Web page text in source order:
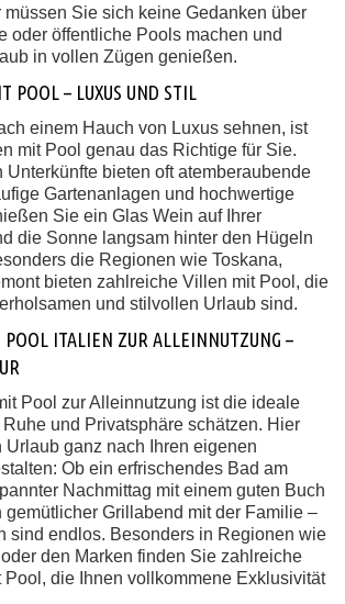
müssen Sie sich keine Gedanken über
oder öffentliche Pools machen und
in vollen Zügen genießen.
POOL – LUXUS UND STIL
einem Hauch von Luxus sehnen, ist
mit Pool genau das Richtige für Sie.
Unterkünfte bieten oft atemberaubende
Gartenanlagen und hochwertige
Sie ein Glas Wein auf Ihrer
die Sonne langsam hinter den Hügeln
die Regionen wie Toskana,
bieten zahlreiche Villen mit Pool, die
und stilvollen Urlaub sind.
ITALIEN ZUR ALLEINNUTZUNG –
Pool zur Alleinnutzung ist die ideale
und Privatsphäre schätzen. Hier
Urlaub ganz nach Ihren eigenen
Ob ein erfrischendes Bad am
Nachmittag mit einem guten Buch
gemütlicher Grillabend mit der Familie –
sind endlos. Besonders in Regionen wie
den Marken finden Sie zahlreiche
Pool, die Ihnen vollkommene Exklusivität